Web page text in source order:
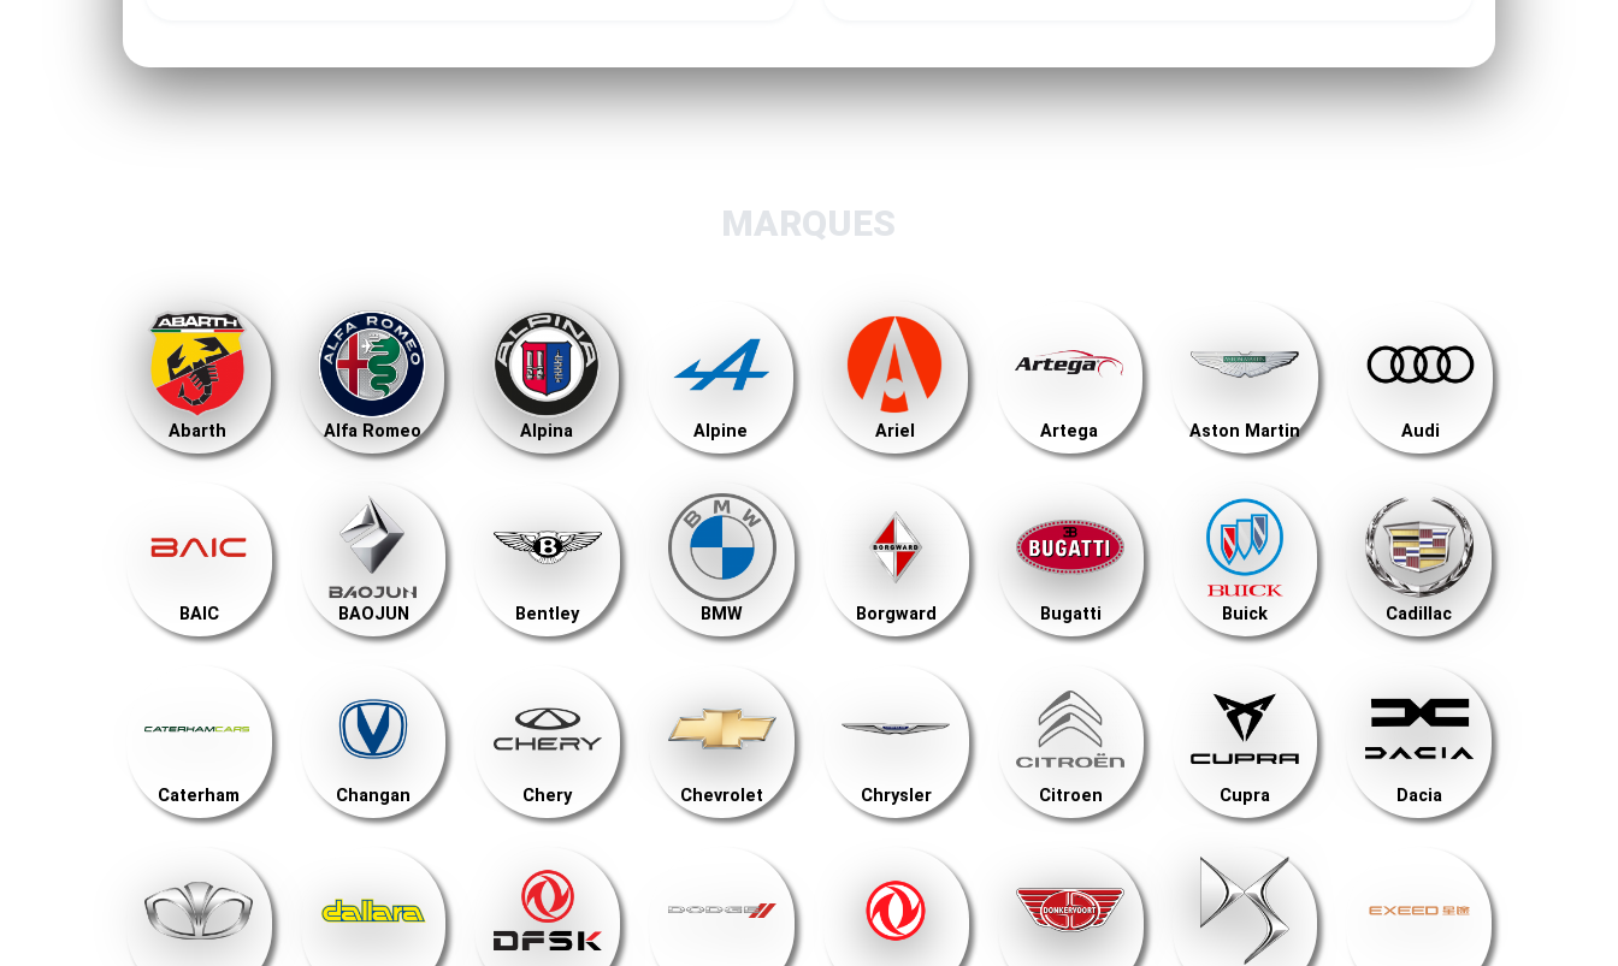
MARQUES
Abarth Alfa Romeo Alpina Alpine Ariel Artega Aston Martin Audi
BAIC BAOJUN Bentley BMW Borgward Bugatti Buick Cadillac
Caterham Changan Chery Chevrolet Chrysler Citroen Cupra Dacia